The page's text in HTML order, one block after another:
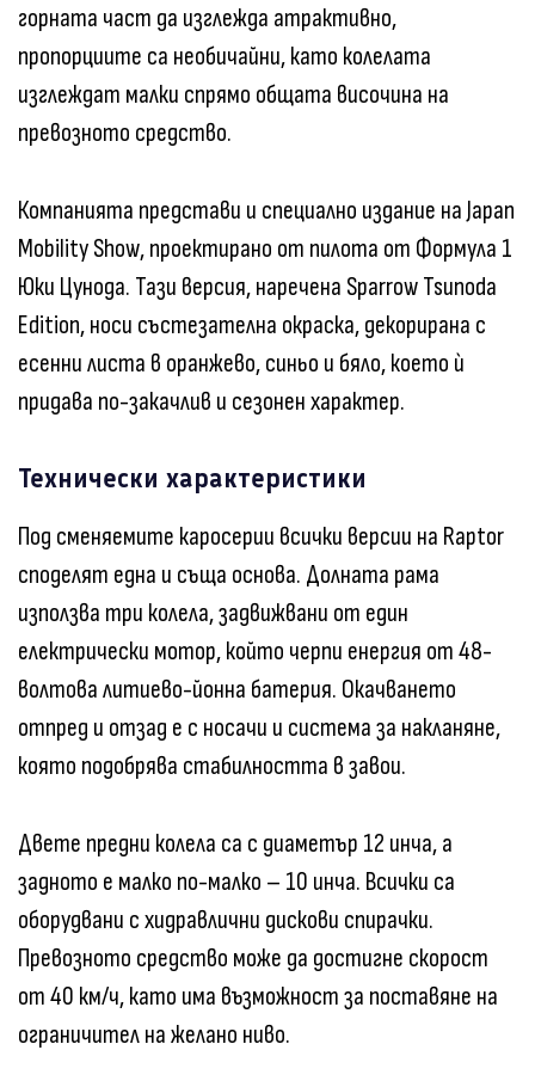
горната част да изглежда атрактивно,
пропорциите са необичайни, като колелата
изглеждат малки спрямо общата височина на
превозното средство.
Компанията представи и специално издание на Japan
Mobility Show, проектирано от пилота от Формула 1
Юки Цунода. Тази версия, наречена Sparrow Tsunoda
Edition, носи състезателна окраска, декорирана с
есенни листа в оранжево, синьо и бяло, което ѝ
придава по-закачлив и сезонен характер.
Технически характеристики
Под сменяемите каросерии всички версии на Raptor
споделят една и съща основа. Долната рама
използва три колела, задвижвани от един
електрически мотор, който черпи енергия от 48-
волтова литиево-йонна батерия. Окачването
отпред и отзад е с носачи и система за накланяне,
която подобрява стабилността в завои.
Двете предни колела са с диаметър 12 инча, а
задното е малко по-малко – 10 инча. Всички са
оборудвани с хидравлични дискови спирачки.
Превозното средство може да достигне скорост
от 40 км/ч, като има възможност за поставяне на
ограничител на желано ниво.